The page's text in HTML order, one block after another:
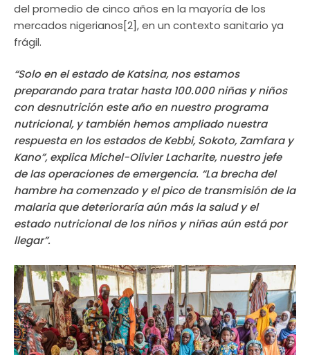
del promedio de cinco años en la mayoría de los
mercados nigerianos[2], en un contexto sanitario ya
frágil.
“Solo en el estado de Katsina, nos estamos
preparando para tratar hasta 100.000 niñas y niños
con desnutrición este año en nuestro programa
nutricional, y también hemos ampliado nuestra
respuesta en los estados de Kebbi, Sokoto, Zamfara y
Kano”, explica Michel-Olivier Lacharite, nuestro jefe
de las operaciones de emergencia. “La brecha del
hambre ha comenzado y el pico de transmisión de la
malaria que deterioraría aún más la salud y el
estado nutricional de los niños y niñas aún está por
llegar”.